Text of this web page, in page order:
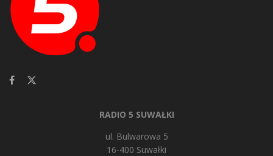
RADIO 5 SUWAŁKI
ul. Bulwarowa 5
16-400 Suwałki